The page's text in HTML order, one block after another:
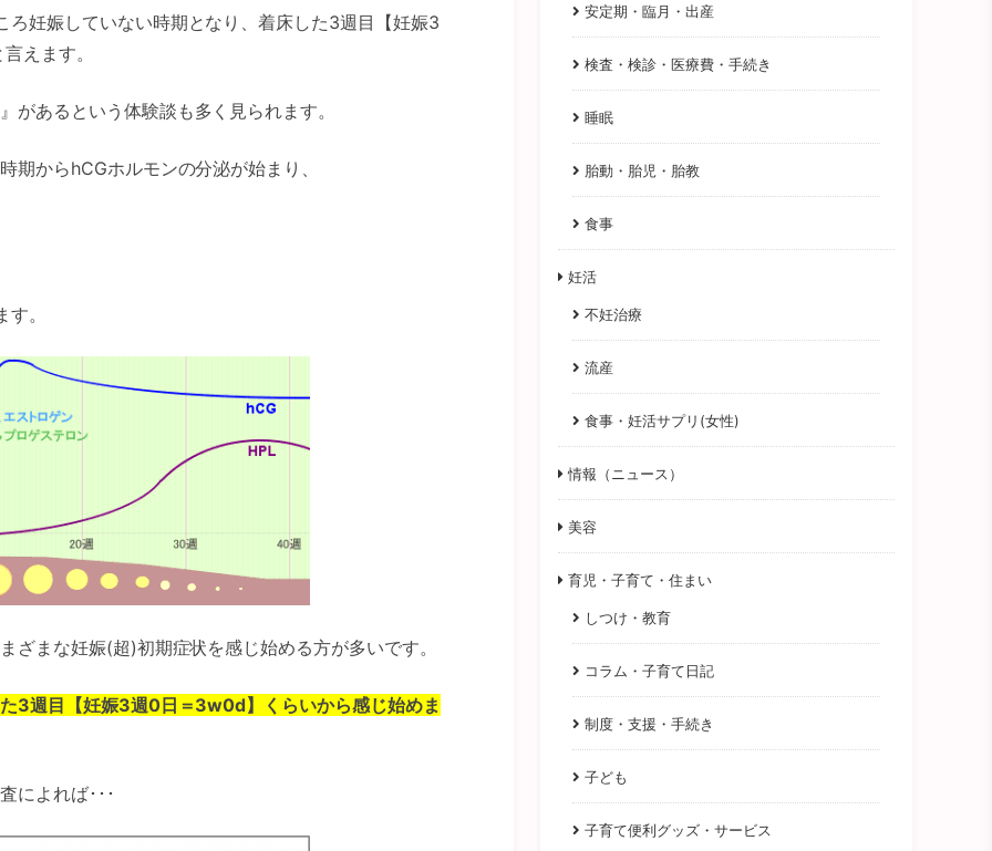
妊娠していない時期となり、着床した3週目【妊娠3
えます。
があるという体験談も多く見られます。
期からhCGホルモンの分泌が始まり、
。
ざまな妊娠(超)初期症状を感じ始める方が多いです。
3週目【妊娠3週0日＝3w0d】くらいから感じ始めま
によれば･･･
安定期・臨月・出産
検査・検診・医療費・手続き
睡眠
胎動・胎児・胎教
食事
妊活
不妊治療
流産
食事・妊活サプリ(女性)
情報（ニュース）
美容
育児・子育て・住まい
しつけ・教育
コラム・子育て日記
制度・支援・手続き
子ども
子育て便利グッズ・サービス